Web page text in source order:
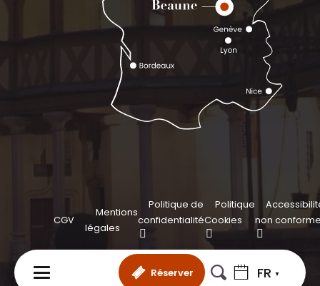
Réserver FR
CGV
Mentions
légales
Politique de
confidentialité
Politique
Cookies
non